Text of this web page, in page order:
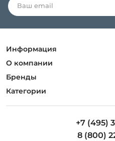
Информация
Политика конфиденциальности
Гарантия
Оплата и доставка
О компании
О компании
Контакты
Бренды
Artelamp
Категории
Люстры
+7 (495)
8 (800)